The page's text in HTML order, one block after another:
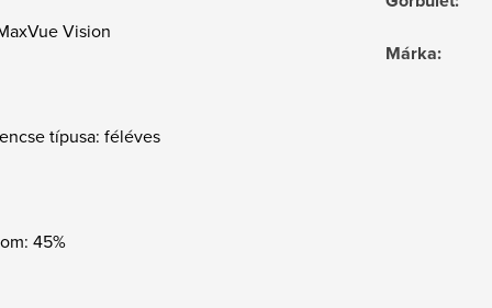
Vision
típusa: féléves
45%
Márka: